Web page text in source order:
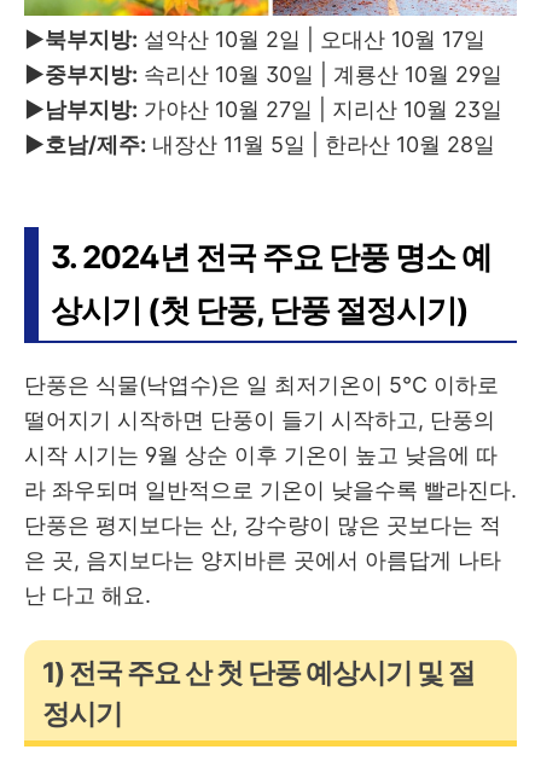
▶북부지방: 설악산 10월 2일 | 오대산 10월 17일
▶중부지방: 속리산 10월 30일 | 계룡산 10월 29일
▶남부지방: 가야산 10월 27일 | 지리산 10월 23일
▶호남/제주: 내장산 11월 5일 | 한라산 10월 28일
3. 2024년 전국 주요 단풍 명소 예
상시기 (첫 단풍, 단풍 절정시기)
단풍은 식물(낙엽수)은 일 최저기온이 5℃ 이하로
떨어지기 시작하면 단풍이 들기 시작하고, 단풍의
시작 시기는 9월 상순 이후 기온이 높고 낮음에 따
라 좌우되며 일반적으로 기온이 낮을수록 빨라진다.
단풍은 평지보다는 산, 강수량이 많은 곳보다는 적
은 곳, 음지보다는 양지바른 곳에서 아름답게 나타
난 다고 해요.
1) 전국 주요 산 첫 단풍 예상시기 및 절
정시기